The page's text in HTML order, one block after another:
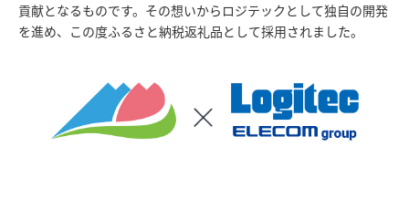
貢献となるものです。その想いからロジテックとして独自の開発
を進め、この度ふるさと納税返礼品として採用されました。